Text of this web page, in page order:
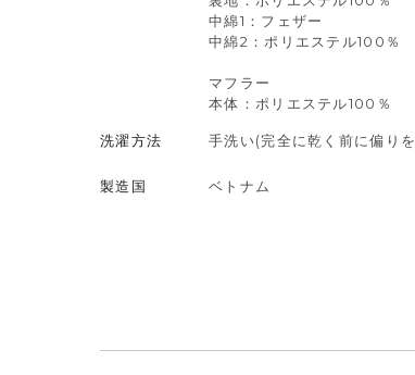
中綿1：フェザー
中綿2：ポリエステル100％
マフラー
本体：ポリエステル100％
洗濯方法 手洗い(完全に乾く前に偏り
製造国 ベトナム